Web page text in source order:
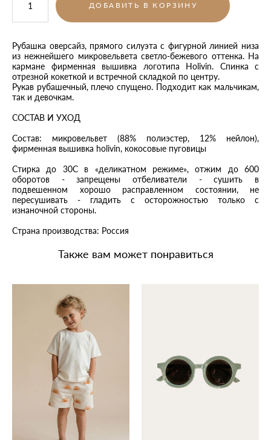
ДОБАВИТЬ В КОРЗИНУ
Рубашка оверсайз, прямого силуэта с фигурной линией низа
из нежнейшего микровельвета светло-бежевого оттенка. На
кармане фирменная вышивка логотипа Holivin. Спинка с
отрезной кокеткой и встречной складкой по центру.
Рукав рубашечный, плечо спущено. Подходит как мальчикам,
так и девочкам.
СОСТАВ И УХОД
Состав: микровельвет (88% полиэстер, 12% нейлон),
фирменная вышивка holivin, кокосовые пуговицы
Стирка до 30C в «деликатном режиме», отжим до 600
оборотов - запрещены отбеливатели - сушить в
подвешенном хорошо расправленном состоянии, не
пересушивать - гладить с осторожностью только с
изнаночной стороны.
Страна производства: Россия
Также вам может понравиться